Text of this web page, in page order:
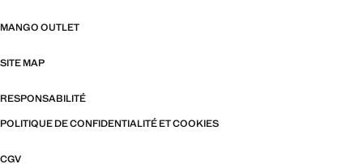
MANGO OUTLET
SITE MAP
RESPONSABILITÉ
POLITIQUE DE CONFIDENTIALITÉ ET COOKIES
CGV